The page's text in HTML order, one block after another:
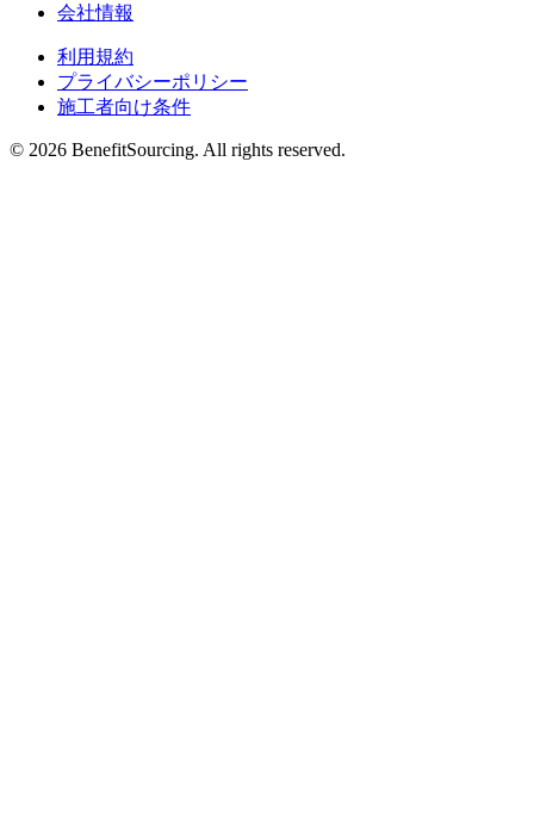
会社情報
利用規約
プライバシーポリシー
施工者向け条件
© 2026 BenefitSourcing. All rights reserved.